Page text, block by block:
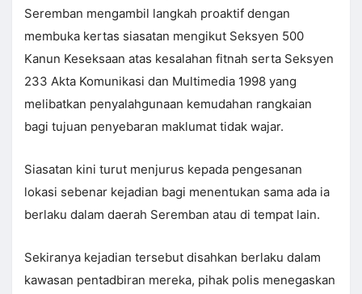
Seremban mengambil langkah proaktif dengan
membuka kertas siasatan mengikut Seksyen 500
Kanun Keseksaan atas kesalahan fitnah serta Seksyen
233 Akta Komunikasi dan Multimedia 1998 yang
melibatkan penyalahgunaan kemudahan rangkaian
bagi tujuan penyebaran maklumat tidak wajar.
Siasatan kini turut menjurus kepada pengesanan
lokasi sebenar kejadian bagi menentukan sama ada ia
berlaku dalam daerah Seremban atau di tempat lain.
Sekiranya kejadian tersebut disahkan berlaku dalam
kawasan pentadbiran mereka, pihak polis menegaskan